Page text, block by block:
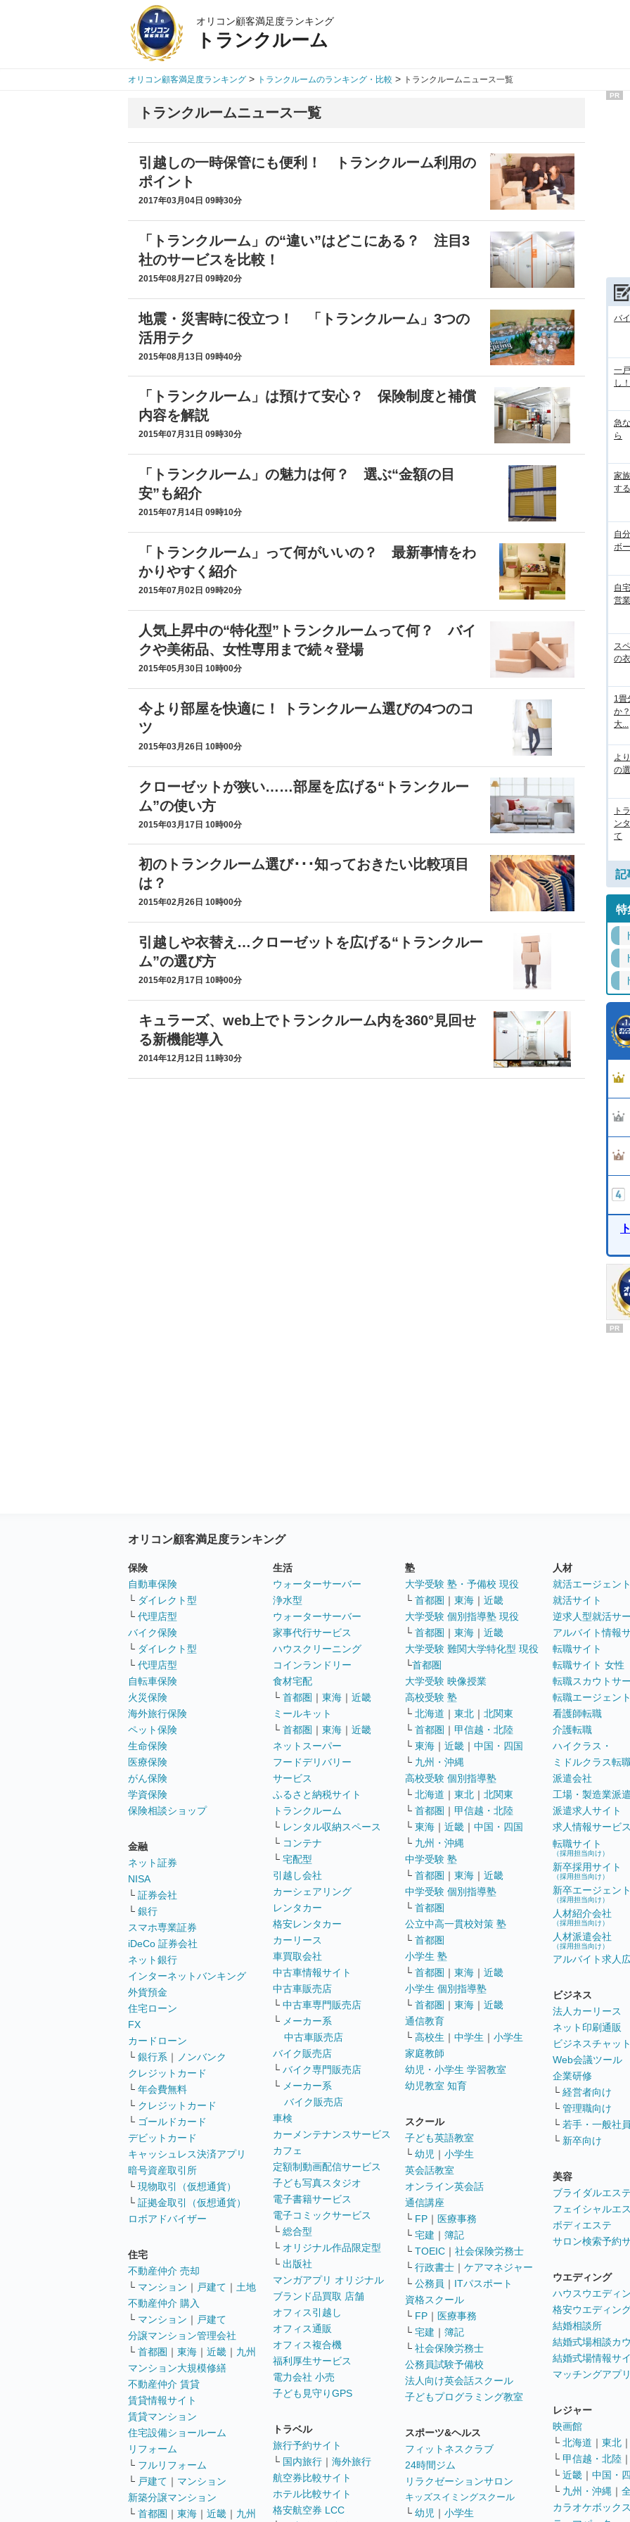
オリコン顧客満足度ランキング
トランクルーム
オリコン顧客満足度ランキング > トランクルームのランキング・比較 > トランクルームニュース一覧
トランクルームニュース一覧
引越しの一時保管にも便利！ トランクルーム利用の
ポイント
2017年03月04日 09時30分
「トランクルーム」の“違い”はどこにある？ 注目3
社のサービスを比較！
2015年08月27日 09時20分
地震・災害時に役立つ！ 「トランクルーム」3つの
活用テク
2015年08月13日 09時40分
「トランクルーム」は預けて安心？ 保険制度と補償
内容を解説
2015年07月31日 09時30分
「トランクルーム」の魅力は何？ 選ぶ“金額の目
安”も紹介
2015年07月14日 09時10分
「トランクルーム」って何がいいの？ 最新事情をわ
かりやすく紹介
2015年07月02日 09時20分
人気上昇中の“特化型”トランクルームって何？ バイ
クや美術品、女性専用まで続々登場
2015年05月30日 10時00分
今より部屋を快適に！ トランクルーム選びの4つのコ
ツ
2015年03月26日 10時00分
クローゼットが狭い……部屋を広げる“トランクルー
ム”の使い方
2015年03月17日 10時00分
初のトランクルーム選び･･･知っておきたい比較項目
は？
2015年02月26日 10時00分
引越しや衣替え…クローゼットを広げる“トランクルー
ム”の選び方
2015年02月17日 10時00分
キュラーズ、web上でトランクルーム内を360°見回せ
る新機能導入
2014年12月12日 11時30分
PR
バ
一
し
急
ら
家
す
自
ボ
自
営
ス
の
1畳
か
大...
よ
の
ト
ン
て
記
特
PR
オリコン顧客満足度ランキング
保険
自動車保険
└ ダイレクト型
└ 代理店型
バイク保険
└ ダイレクト型
└ 代理店型
自転車保険
火災保険
海外旅行保険
ペット保険
生命保険
医療保険
がん保険
学資保険
保険相談ショップ
金融
ネット証券
NISA
└ 証券会社
└ 銀行
スマホ専業証券
iDeCo 証券会社
ネット銀行
インターネットバンキング
外貨預金
住宅ローン
FX
カードローン
└ 銀行系 ｜
ノンバンク
クレジットカード
└ 年会費無料
└ クレジットカード
└ ゴールドカード
デビットカード
キャッシュレス決済アプリ
暗号資産取引所
└ 現物取引（仮想通貨）
└ 証拠金取引（仮想通貨）
ロボアドバイザー
住宅
不動産仲介 売却
└ マンション ｜ 戸建て ｜ 土地
不動産仲介 購入
└ マンション ｜ 戸建て
分譲マンション管理会社
└ 首都圏 ｜ 東海 ｜ 近畿 ｜ 九州
マンション大規模修繕
不動産仲介 賃貸
賃貸情報サイト
賃貸マンション
住宅設備ショールーム
リフォーム
└ フルリフォーム
└ 戸建て ｜ マンション
新築分譲マンション
└ 首都圏 ｜ 東海 ｜ 近畿 ｜ 九州
生活
ウォーターサーバー
浄水型
ウォーターサーバー
家事代行サービス
ハウスクリーニング
コインランドリー
食材宅配
└ 首都圏 ｜ 東海 ｜ 近畿
ミールキット
└ 首都圏 ｜ 東海 ｜ 近畿
ネットスーパー
フードデリバリー
サービス
ふるさと納税サイト
トランクルーム
└ レンタル収納スペース
└ コンテナ
└ 宅配型
引越し会社
カーシェアリング
レンタカー
格安レンタカー
カーリース
車買取会社
中古車情報サイト
中古車販売店
└ 中古車専門販売店
└ メーカー系
中古車販売店
バイク販売店
└ バイク専門販売店
└ メーカー系
バイク販売店
車検
カーメンテナンスサービス
カフェ
定額制動画配信サービス
子ども写真スタジオ
電子書籍サービス
電子コミックサービス
└ 総合型
└ オリジナル作品限定型
└ 出版社
マンガアプリ オリジナル
ブランド品買取 店舗
オフィス引越し
オフィス通販
オフィス複合機
福利厚生サービス
電力会社 小売
子ども見守りGPS
トラベル
旅行予約サイト
└ 国内旅行 ｜ 海外旅行
航空券比較サイト
ホテル比較サイト
格安航空券 LCC
塾
大学受験 塾・予備校 現役
└ 首都圏 ｜ 東海 ｜ 近畿
大学受験 個別指導塾 現役
└ 首都圏 ｜ 東海 ｜ 近畿
大学受験 難関大学特化型 現役
└首都圏
大学受験 映像授業
高校受験 塾
└ 北海道 ｜ 東北 ｜ 北関東
└ 首都圏 ｜ 甲信越・北陸
└ 東海 ｜ 近畿 ｜ 中国・四国
└ 九州・沖縄
高校受験 個別指導塾
└ 北海道 ｜ 東北 ｜ 北関東
└ 首都圏 ｜ 甲信越・北陸
└ 東海 ｜ 近畿 ｜ 中国・四国
└ 九州・沖縄
中学受験 塾
└ 首都圏 ｜ 東海 ｜ 近畿
中学受験 個別指導塾
└ 首都圏
公立中高一貫校対策 塾
└ 首都圏
小学生 塾
└ 首都圏 ｜ 東海 ｜ 近畿
小学生 個別指導塾
└ 首都圏 ｜ 東海 ｜ 近畿
通信教育
└ 高校生 ｜ 中学生 ｜ 小学生
家庭教師
幼児・小学生 学習教室
幼児教室 知育
スクール
子ども英語教室
└ 幼児 ｜ 小学生
英会話教室
オンライン英会話
通信講座
└ FP ｜ 医療事務
└ 宅建 ｜ 簿記
└ TOEIC ｜ 社会保険労務士
└ 行政書士 ｜ ケアマネジャー
└ 公務員 ｜ ITパスポート
資格スクール
└ FP ｜ 医療事務
└ 宅建 ｜ 簿記
└ 社会保険労務士
公務員試験予備校
法人向け英会話スクール
子どもプログラミング教室
スポーツ&ヘルス
フィットネスクラブ
24時間ジム
リラクゼーションサロン
キッズスイミングスクール
└ 幼児 ｜ 小学生
人材
就活エージェン
就活サイト
逆求人型就活サ
アルバイト情報
転職サイト
転職サイト 女性
転職スカウトサ
転職エージェン
看護師転職
介護転職
ハイクラス・
ミドルクラス転
派遣会社
工場・製造業派
派遣求人サイト
求人情報サービ
転職サイト
（採用担当向け）
新卒採用サイト
（採用担当向け）
新卒エージェン
（採用担当向け）
人材紹介会社
（採用担当向け）
人材派遣会社
（採用担当向け）
アルバイト求人
ビジネス
法人カーリース
ネット印刷通販
ビジネスチャッ
Web会議ツール
企業研修
└ 経営者向け
└ 管理職向け
└ 若手・一般社
└ 新卒向け
美容
ブライダルエス
フェイシャルエ
ボディエステ
サロン検索予約
ウエディング
ハウスウエディ
格安ウエディン
結婚相談所
結婚式場相談カ
結婚式場情報サ
マッチングアプ
レジャー
映画館
└ 北海道 ｜ 東北
└ 甲信越・北陸
└ 近畿 ｜ 中国・
└ 九州・沖縄 ｜
カラオケボック